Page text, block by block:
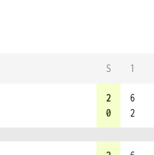
S 1
2
0
6
2